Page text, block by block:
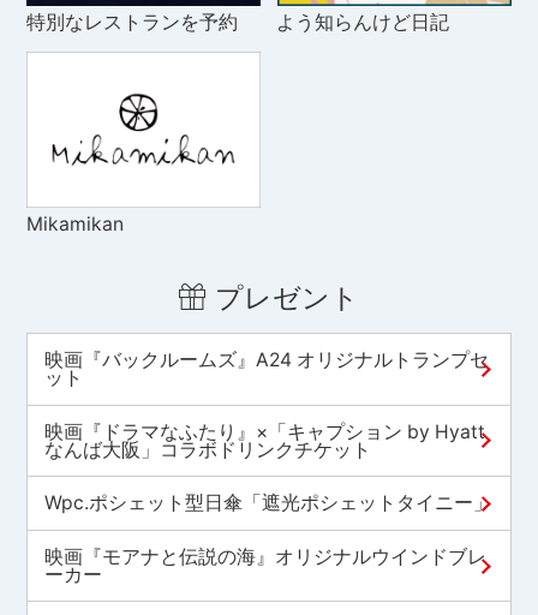
特別なレストランを予約 よう知らんけど日記
Mikamikan
プレゼント
映画『バックルームズ』A24 オリジナルトランプセ
ット
映画『ドラマなふたり』×「キャプション by Hyatt
なんば大阪」コラボドリンクチケット
Wpc.ポシェット型日傘「遮光ポシェットタイニー」
映画『モアナと伝説の海』オリジナルウインドブレ
ーカー